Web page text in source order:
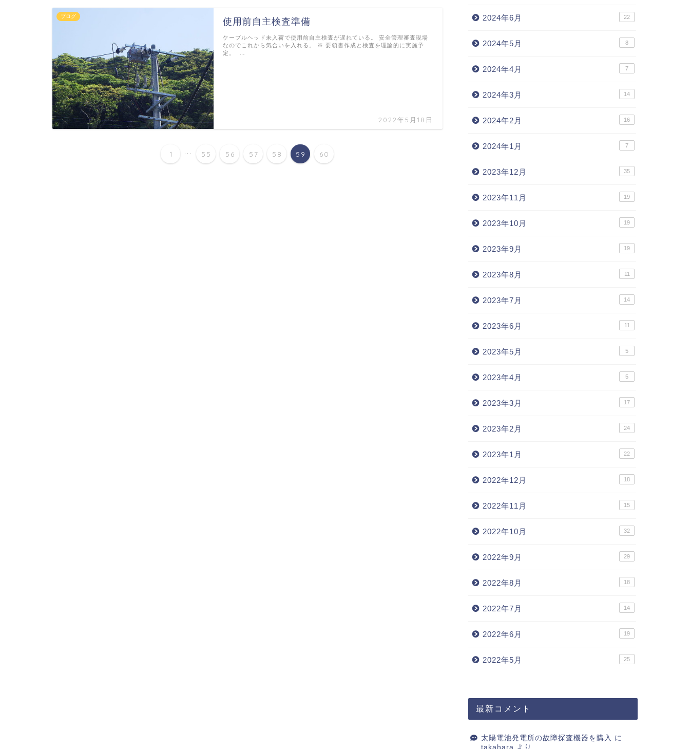
ブログ
使用前自主検査準備
2022年5月18日
ケーブルヘッド未入荷で使用前自主検査が遅れている。 安全管理審査現場
なのでこれから気合いを入れる。 ※ 要領書作成と検査を理論的に実施予
定。 …
1 ... 55 56 57 58 59 60
2024年6月 22
2024年5月 8
2024年4月 7
2024年3月 14
2024年2月 16
2024年1月 7
2023年12月 35
2023年11月 19
2023年10月 19
2023年9月 19
2023年8月 11
2023年7月 14
2023年6月 11
2023年5月 5
2023年4月 5
2023年3月 17
2023年2月 24
2023年1月 22
2022年12月 18
2022年11月 15
2022年10月 32
2022年9月 29
2022年8月 18
2022年7月 14
2022年6月 19
2022年5月 25
最新コメント
太陽電池発電所の故障探査機器を購入 に
takahara より